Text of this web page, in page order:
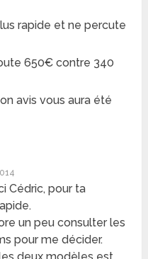
rapide et ne percute
650€ contre 340
avis vous aura été
Cédric, pour ta
un peu consulter les
pour me décider.
deux modèles est